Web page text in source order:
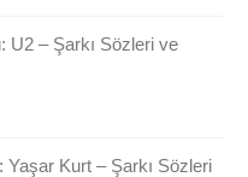
U2 – Şarkı Sözleri ve
Kurt – Şarkı Sözleri